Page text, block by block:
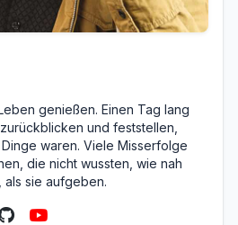
genießen. Einen Tag lang
und feststellen,
waren. Viele Misserfolge
die nicht wussten, wie nah
als sie aufgeben.